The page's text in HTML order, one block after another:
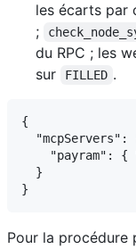
les écarts par
;
du RPC ; les
sur
FILLED .
{
"mcpServers":
"payram": {
  }
Pour la procédure